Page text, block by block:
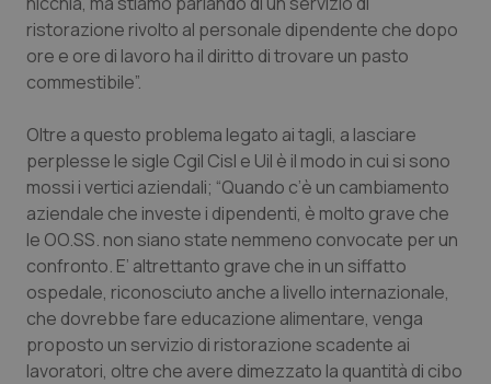
Piemonte
Provincia Autonoma di Bolzano
Provincia Autonoma di Trento
Puglia
Sardegna
Sicilia
Toscana
HIV
Infezioni & Febbre
Ipertensione & Scompenso
Malattie rare
Malattia di Crohn & Rettocolite Ulcerosa
Neuroscienze & patologie neurodegenerative
Obesità
ristorazione rivolto al personale dipendente che dopo
ore e ore di lavoro ha il diritto di trovare un pasto
commestibile”.
Oltre a questo problema legato ai tagli, a lasciare
perplesse le sigle Cgil Cisl e Uil è il modo in cui si sono
mossi i vertici aziendali; “Quando c’è un cambiamento
aziendale che investe i dipendenti, è molto grave che
le OO.SS. non siano state nemmeno convocate per un
confronto. E’ altrettanto grave che in un siffatto
ospedale, riconosciuto anche a livello internazionale,
che dovrebbe fare educazione alimentare, venga
proposto un servizio di ristorazione scadente ai
lavoratori, oltre che avere dimezzato la quantità di cibo